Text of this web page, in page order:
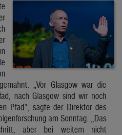
„Vor Glasgow war die
nach Glasgow sind wir noch
Pfad“, sagte der Direktor des
am Sonntag. „Das
aber bei weitem nicht